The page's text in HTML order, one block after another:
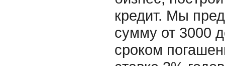
кредит. Мы
сумму от 3000
сроком